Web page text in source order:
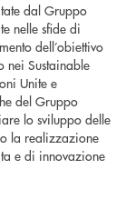
dal Gruppo
nelle sfide di
dell’obiettivo
nei Sustainable
Unite e
del Gruppo
lo sviluppo delle
la realizzazione
e di innovazione